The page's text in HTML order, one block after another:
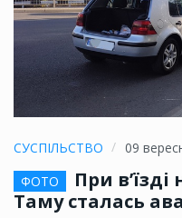
СУСПІЛЬСТВО
09
ФОТО
При
Таму сталась